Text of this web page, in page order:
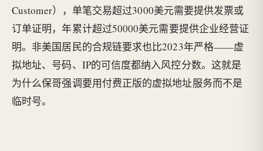
Customer），单笔交易超过3000美元需要提供发票或
订单证明，年累计超过50000美元需要提供企业经营证
明。非美国居民的合规链要求也比2023年严格——虚
拟地址、号码、IP的可信度都纳入风控分数。这就是
为什么保哥强调要用付费正版的虚拟地址服务而不是
临时号。